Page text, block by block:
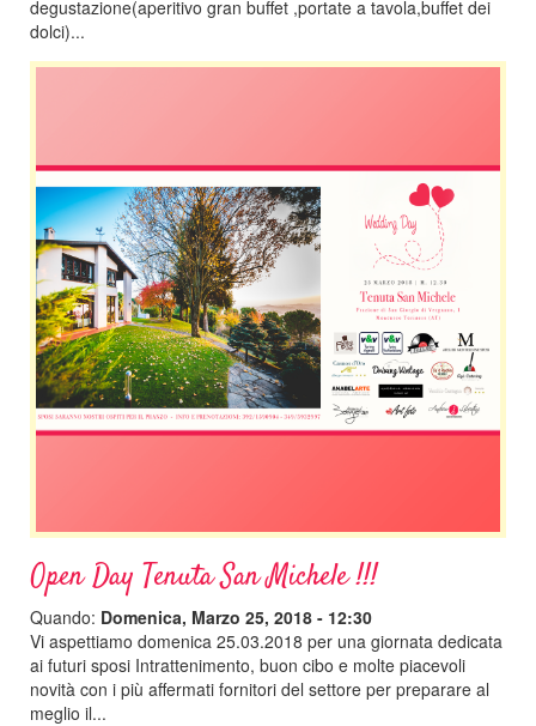
degustazione(aperitivo gran buffet ,portate a tavola,buffet dei
dolci)...
Open Day Tenuta San Michele !!!
Quando: Domenica, Marzo 25, 2018 - 12:30
Vi aspettiamo domenica 25.03.2018 per una giornata dedicata
ai futuri sposi Intrattenimento, buon cibo e molte piacevoli
novità con i più affermati fornitori del settore per preparare al
meglio il...